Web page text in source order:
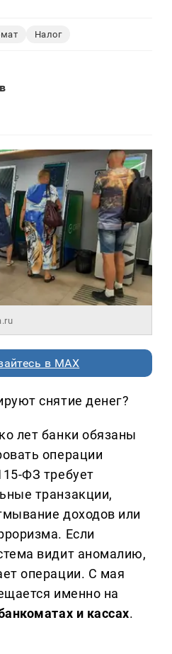
Налог
в MAX
снятие денег?
лет банки обязаны
операции
ФЗ требует
транзакции,
доходов или
Если
видит аномалию,
операции. С мая
именно на
и кассах.